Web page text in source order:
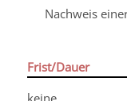
Nachweis
Frist/Dauer
keine